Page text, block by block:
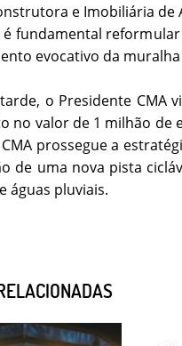
e Imobiliária de
é fundamental
evocativo da
o Presidente CMA
no valor de 1 milhão de
prossegue a
de uma nova pista
águas pluviais.